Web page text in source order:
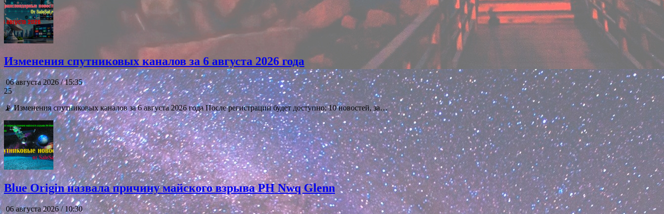
Изменения спутниковых каналов за 6 августа 2026 года
06 августа 2026 / 15:35
25
📡 Изменения спутниковых каналов за 6 августа 2026 года После регистрации будет доступно: 10 новостей, за…
Blue Origin назвала причину майского взрыва РН Nwq Glenn
06 августа 2026 / 10:30